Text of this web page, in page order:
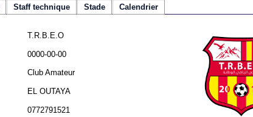
Staff technique Stade Calendrier
T.R.B.E.O
0000-00-00
Club Amateur
EL OUTAYA
0772791521